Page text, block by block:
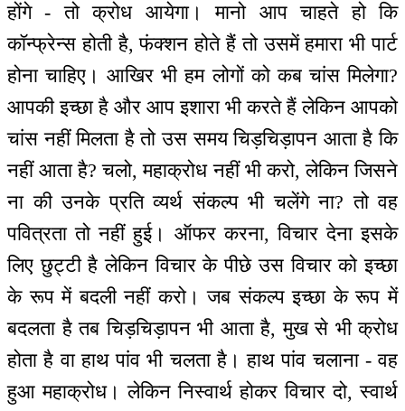
होंगे - तो क्रोध आयेगा। मानो आप चाहते हो कि
कॉन्फ्रेन्स होती है, फंक्शन होते हैं तो उसमें हमारा भी पार्ट
होना चाहिए। आखिर भी हम लोगों को कब चांस मिलेगा?
आपकी इच्छा है और आप इशारा भी करते हैं लेकिन आपको
चांस नहीं मिलता है तो उस समय चिड़चिड़ापन आता है कि
नहीं आता है? चलो, महाक्रोध नहीं भी करो, लेकिन जिसने
ना की उनके प्रति व्यर्थ संकल्प भी चलेंगे ना? तो वह
पवित्रता तो नहीं हुई। ऑफर करना, विचार देना इसके
लिए छुट्टी है लेकिन विचार के पीछे उस विचार को इच्छा
के रूप में बदली नहीं करो। जब संकल्प इच्छा के रूप में
बदलता है तब चिड़चिड़ापन भी आता है, मुख से भी क्रोध
होता है वा हाथ पांव भी चलता है। हाथ पांव चलाना - वह
हुआ महाक्रोध। लेकिन निस्वार्थ होकर विचार दो, स्वार्थ